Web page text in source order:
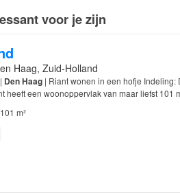
voor je zijn
Haag, Zuid-Holland
Den Haag| Riant wonen in een hofje Indeling:
heeft een woonoppervlak van maar liefst 101
101 m²